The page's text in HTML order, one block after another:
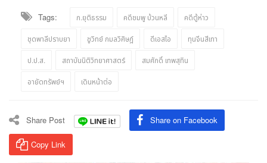
Tags: ก.ยุติธรรม คดีชมพู บ้วนหลี คดีตู้ห่าว
ชุดพาลีปราบยา ชูวิทย์ กมลวิศิษฎ์ ดีเอสไอ ทุนจีนสีเทา
ป.ป.ส. สถาบันนิติวิทยาศาสตร์ สมศักดิ์ เทพสุทิน
อายัดทรัพย์ฯ เดินหน้าต่อ
Share Post Share on Facebook
Copy Link